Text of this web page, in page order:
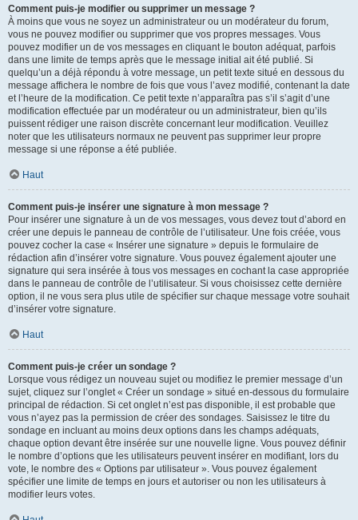
Comment puis-je modifier ou supprimer un message ?
À moins que vous ne soyez un administrateur ou un modérateur du forum,
vous ne pouvez modifier ou supprimer que vos propres messages. Vous
pouvez modifier un de vos messages en cliquant le bouton adéquat, parfois
dans une limite de temps après que le message initial ait été publié. Si
quelqu’un a déjà répondu à votre message, un petit texte situé en dessous du
message affichera le nombre de fois que vous l’avez modifié, contenant la date
et l’heure de la modification. Ce petit texte n’apparaîtra pas s’il s’agit d’une
modification effectuée par un modérateur ou un administrateur, bien qu’ils
puissent rédiger une raison discrète concernant leur modification. Veuillez
noter que les utilisateurs normaux ne peuvent pas supprimer leur propre
message si une réponse a été publiée.
Haut
Comment puis-je insérer une signature à mon message ?
Pour insérer une signature à un de vos messages, vous devez tout d’abord en
créer une depuis le panneau de contrôle de l’utilisateur. Une fois créée, vous
pouvez cocher la case « Insérer une signature » depuis le formulaire de
rédaction afin d’insérer votre signature. Vous pouvez également ajouter une
signature qui sera insérée à tous vos messages en cochant la case appropriée
dans le panneau de contrôle de l’utilisateur. Si vous choisissez cette dernière
option, il ne vous sera plus utile de spécifier sur chaque message votre souhait
d’insérer votre signature.
Haut
Comment puis-je créer un sondage ?
Lorsque vous rédigez un nouveau sujet ou modifiez le premier message d’un
sujet, cliquez sur l’onglet « Créer un sondage » situé en-dessous du formulaire
principal de rédaction. Si cet onglet n’est pas disponible, il est probable que
vous n’ayez pas la permission de créer des sondages. Saisissez le titre du
sondage en incluant au moins deux options dans les champs adéquats,
chaque option devant être insérée sur une nouvelle ligne. Vous pouvez définir
le nombre d’options que les utilisateurs peuvent insérer en modifiant, lors du
vote, le nombre des « Options par utilisateur ». Vous pouvez également
spécifier une limite de temps en jours et autoriser ou non les utilisateurs à
modifier leurs votes.